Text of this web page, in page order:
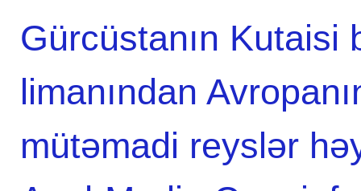
Gürcüstanın Kutaisi
limanından
mütəmadi reyslər